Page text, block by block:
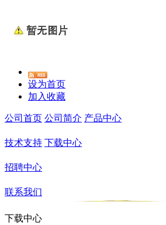
设为首页
加入收藏
公司首页 公司简介 产品中心
技术支持 下载中心
招聘中心
联系我们
下载中心